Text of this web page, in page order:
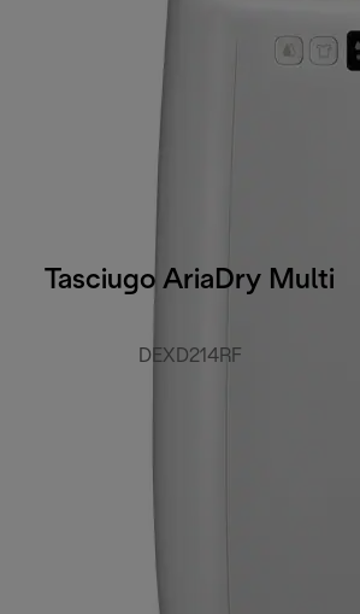
Tasciugo AriaDry Multi
DEXD214RF